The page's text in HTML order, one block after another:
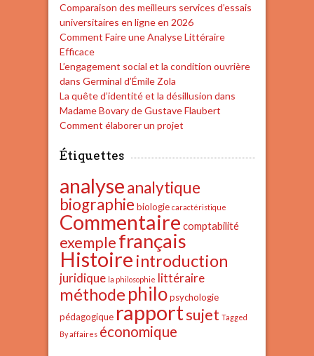
Comparaison des meilleurs services d’essais
universitaires en ligne en 2026
Comment Faire une Analyse Littéraire
Efficace
L’engagement social et la condition ouvrière
dans Germinal d’Émile Zola
La quête d’identité et la désillusion dans
Madame Bovary de Gustave Flaubert
Comment élaborer un projet
Étiquettes
analyseanalytique
biographie biologie caractéristique
Commentaire comptabilité
exemplefrançais
Histoire introduction
juridique la philosophie littéraire
méthode philo psychologie
pédagogique rapportsujet Tagged
By affaires économique